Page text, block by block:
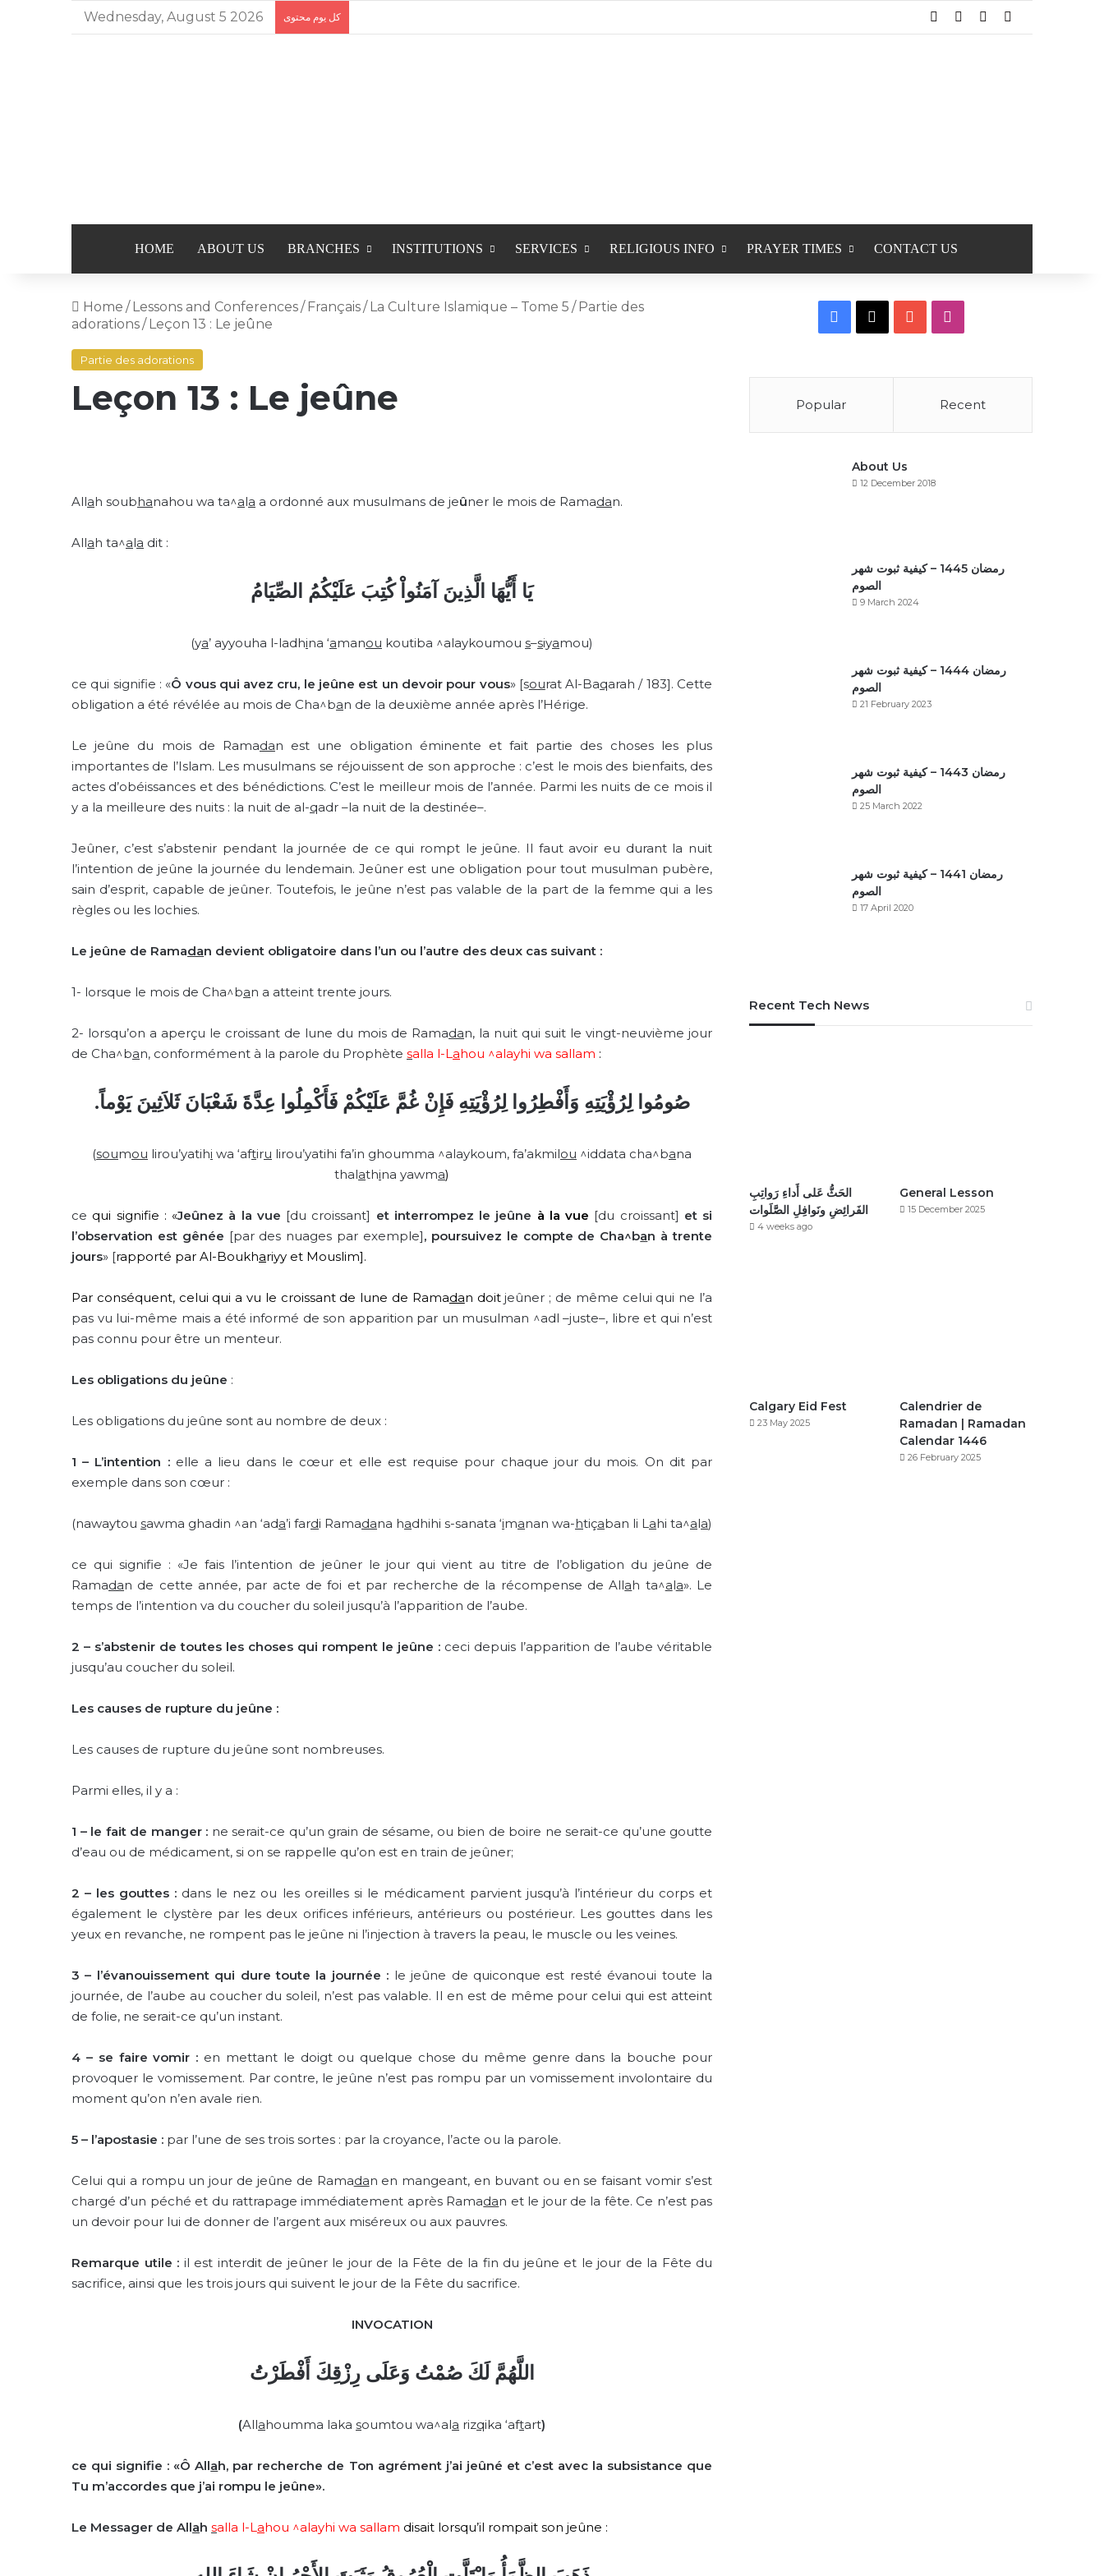
Wednesday, August 5 2026 كل يوم محتوى FacebookYouTube
HOME ABOUT US BRANCHES INSTITUTIONS SERVICES RELIGIOUS INFO PRAYER TIMES CONTACT US
Home / Lessons and Conferences/ Français/ La Culture Islamique – Tome 5 / Partie des
adorations/ Leçon 13 : Le jeûne
Partie des adorations
Leçon 13 : Le jeûne
Allah soubhanahou wa ta^ala a ordonné aux musulmans de jeûner le mois de Ramadan.
Allah ta^ala dit :
يَا أَيُّهَا الَّذِينَ آمَنُواْ كُتِبَ عَلَيْكُمُ الصِّيَامُ
(ya’ ayyouha l-ladhina ‘amanou koutiba ^alaykoumou s–siyamou)
ce qui signifie : «Ô vous qui avez cru, le jeûne est un devoir pour vous» [sourat Al-Baqarah / 183]. Cette
obligation a été révélée au mois de Cha^ban de la deuxième année après l’Hérige.
Le jeûne du mois de Ramadan est une obligation éminente et fait partie des choses les plus
importantes de l’Islam. Les musulmans se réjouissent de son approche : c’est le mois des bienfaits, des
actes d’obéissances et des bénédictions. C’est le meilleur mois de l’année. Parmi les nuits de ce mois il
y a la meilleure des nuits : la nuit de al-qadr –la nuit de la destinée–.
Jeûner, c’est s’abstenir pendant la journée de ce qui rompt le jeûne. Il faut avoir eu durant la nuit
l’intention de jeûne la journée du lendemain. Jeûner est une obligation pour tout musulman pubère,
sain d’esprit, capable de jeûner. Toutefois, le jeûne n’est pas valable de la part de la femme qui a les
règles ou les lochies.
Le jeûne de Ramadan devient obligatoire dans l’un ou l’autre des deux cas suivant :
1- lorsque le mois de Cha^ban a atteint trente jours.
2- lorsqu’on a aperçu le croissant de lune du mois de Ramadan, la nuit qui suit le vingt-neuvième jour
de Cha^ban, conformément à la parole du Prophète salla l-Lahou ^alayhi wa sallam :
صُومُوا لِرُؤْيَتِهِ وَأَفْطِرُوا لِرُؤْيَتِهِ فَإِنْ غُمَّ عَلَيْكُمْ فَأَكْمِلُوا عِدَّةَ شَعْبَانَ ثَلاَثِينَ يَوْماً.
(soumou lirou’yatihi wa ‘aftiru lirou’yatihi fa’in ghoumma ^alaykoum, fa’akmilou ^iddata cha^bana
thalathina yawma)
ce qui signifie : «Jeûnez à la vue [du croissant] et interrompez le jeûne à la vue [du croissant] et si
l’observation est gênée [par des nuages par exemple], poursuivez le compte de Cha^ban à trente
jours» [rapporté par Al-Boukhariyy et Mouslim].
Par conséquent, celui qui a vu le croissant de lune de Ramadan doitjeûner ; de même celui qui ne l’a
pas vu lui-même mais a été informé de son apparition par un musulman ^adl –juste–, libre et qui n’est
pas connu pour être un menteur.
Les obligations du jeûne :
Les obligations du jeûne sont au nombre de deux :
1 – L’intention :elle a lieu dans le cœur et elle est requise pour chaque jour du mois. On dit par
exemple dans son cœur :
(nawaytou sawma ghadin ^an ‘ada’i fardi Ramadana hadhihi s-sanata ‘imanan wa-htiçaban li Lahi ta^ala)
ce qui signifie : «Je fais l’intention de jeûner le jour qui vient au titre de l’obligation du jeûne de
Ramadan de cette année, par acte de foi et par recherche de la récompense de Allah ta^ala». Le
temps de l’intention va du coucher du soleil jusqu’à l’apparition de l’aube.
2 – s’abstenir de toutes les choses qui rompent le jeûne : ceci depuis l’apparition de l’aube véritable
jusqu’au coucher du soleil.
Les causes de rupture du jeûne :
Les causes de rupture du jeûne sont nombreuses.
Parmi elles, il y a :
1 – le fait de manger : ne serait-ce qu’un grain de sésame, ou bien de boire ne serait-ce qu’une goutte
d’eau ou de médicament, si on se rappelle qu’on est en train de jeûner;
2 – les gouttes : dans le nez ou les oreilles si le médicament parvient jusqu’à l’intérieur du corps et
également le clystère par les deux orifices inférieurs, antérieurs ou postérieur. Les gouttes dans les
yeux en revanche, ne rompent pas le jeûne ni l’injection à travers la peau, le muscle ou les veines.
3 – l’évanouissement qui dure toute la journée : le jeûne de quiconque est resté évanoui toute la
journée, de l’aube au coucher du soleil, n’est pas valable. Il en est de même pour celui qui est atteint
de folie, ne serait-ce qu’un instant.
4 – se faire vomir : en mettant le doigt ou quelque chose du même genre dans la bouche pour
provoquer le vomissement. Par contre, le jeûne n’est pas rompu par un vomissement involontaire du
moment qu’on n’en avale rien.
5 – l’apostasie : par l’une de ses trois sortes : par la croyance, l’acte ou la parole.
Celui qui a rompu un jour de jeûne de Ramadan en mangeant, en buvant ou en se faisant vomir s’est
chargé d’un péché et du rattrapage immédiatement après Ramadan et le jour de la fête. Ce n’est pas
un devoir pour lui de donner de l’argent aux miséreux ou aux pauvres.
Remarque utile : il est interdit de jeûner le jour de la Fête de la fin du jeûne et le jour de la Fête du
sacrifice, ainsi que les trois jours qui suivent le jour de la Fête du sacrifice.
INVOCATION
اللَّهُمَّ لَكَ صُمْتُ وَعَلَى رِزْقِكَ أَفْطَرْتُ
(Allahoumma laka soumtou wa^ala rizqika ‘aftart)
ce qui signifie : «Ô Allah, par recherche de Ton agrément j’ai jeûné et c’est avec la subsistance que
Tu m’accordes que j’ai rompu le jeûne».
Le Messager de Allah salla l-Lahou ^alayhi wa sallam disait lorsqu’il rompait son jeûne :
Facebook YouTube
Popular Recent
About Us
12 December 2018
رمضان 1445 – كيفية ثبوت شهر
الصوم
9 March 2024
رمضان 1444 – كيفية ثبوت شهر
الصوم
21 February 2023
رمضان 1443 – كيفية ثبوت شهر
الصوم
25 March 2022
رمضان 1441 – كيفية ثبوت شهر
الصوم
17 April 2020
Recent Tech News
الحَثُّ عَلى أَداءِ رَواتِبِ
الفَرائِضِ ونَوافِلِ الصَّلَوات
4 weeks ago
General Lesson
15 December 2025
Calgary Eid Fest
23 May 2025
Calendrier de
Ramadan | Ramadan
Calendar 1446
26 February 2025